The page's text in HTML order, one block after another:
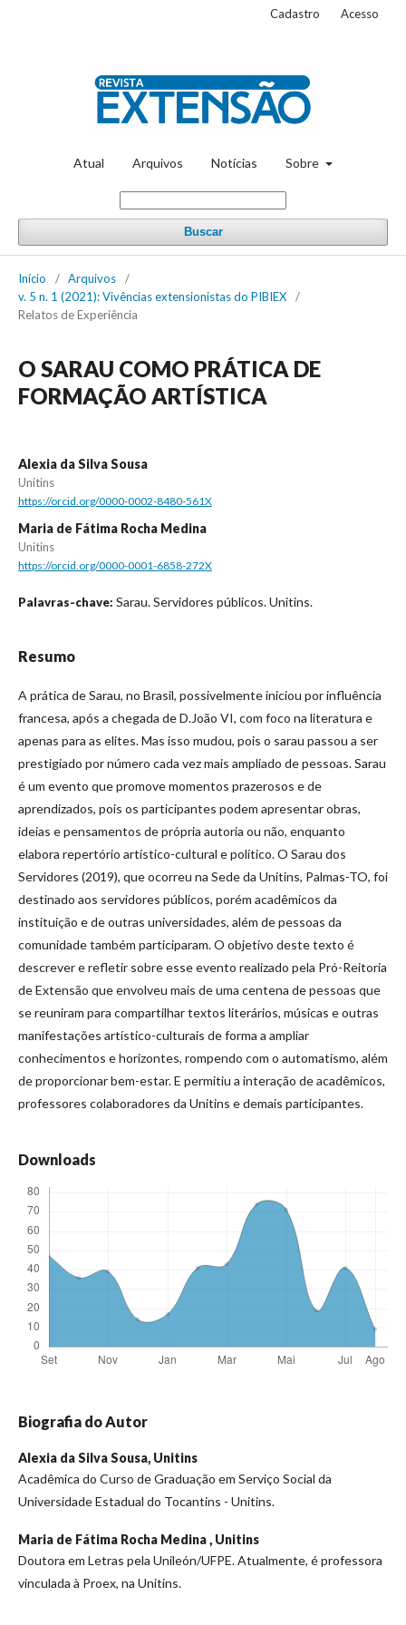
Atual Arquivos Notícias Sobre
Buscar
Cadastro Acesso
Início / Arquivos
/
v. 5 n. 1 (2021): Vivências extensionistas do PIBIEX
/
Relatos de Experiência
O SARAU COMO PRÁTICA DE
FORMAÇÃO ARTÍSTICA
Alexia da Silva Sousa
Unitins
https://orcid.org/0000-0002-8480-561X
Maria de Fátima Rocha Medina
Unitins
https://orcid.org/0000-0001-6858-272X
Palavras-chave: Sarau. Servidores públicos. Unitins.
Resumo
A prática de Sarau, no Brasil, possivelmente iniciou por influência
francesa, após a chegada de D.João VI, com foco na literatura e
apenas para as elites. Mas isso mudou, pois o sarau passou a ser
prestigiado por número cada vez mais ampliado de pessoas. Sarau
é um evento que promove momentos prazerosos e de
aprendizados, pois os participantes podem apresentar obras,
ideias e pensamentos de própria autoria ou não, enquanto
elabora repertório artístico-cultural e político. O Sarau dos
Servidores (2019), que ocorreu na Sede da Unitins, Palmas-TO, foi
destinado aos servidores públicos, porém acadêmicos da
instituição e de outras universidades, além de pessoas da
comunidade também participaram. O objetivo deste texto é
descrever e refletir sobre esse evento realizado pela Pró-Reitoria
de Extensão que envolveu mais de uma centena de pessoas que
se reuniram para compartilhar textos literários, músicas e outras
manifestações artístico-culturais de forma a ampliar
conhecimentos e horizontes, rompendo com o automatismo, além
de proporcionar bem-estar. E permitiu a interação de acadêmicos,
professores colaboradores da Unitins e demais participantes.
Downloads
Biografia do Autor
Alexia da Silva Sousa, Unitins
Acadêmica do Curso de Graduação em Serviço Social da
Universidade Estadual do Tocantins - Unitins.
Maria de Fátima Rocha Medina , Unitins
Doutora em Letras pela Unileón/UFPE. Atualmente, é professora
vinculada à Proex, na Unitins.